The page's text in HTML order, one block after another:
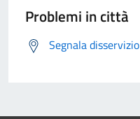
Problemi in città
Segnala disservizio